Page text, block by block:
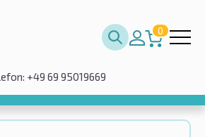
0
+49 69 95019669